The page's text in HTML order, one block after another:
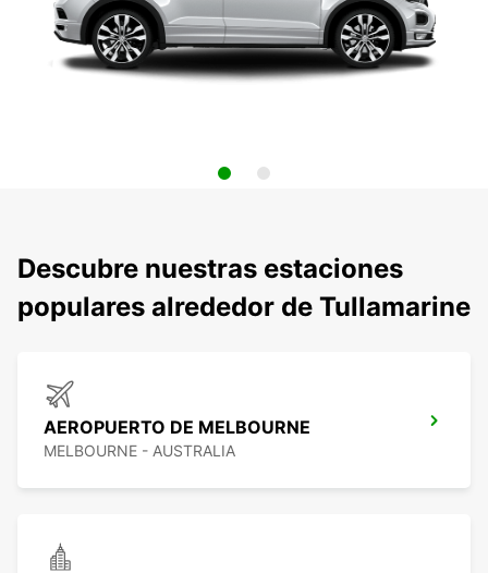
Descubre nuestras estaciones
populares alrededor de Tullamarine
AEROPUERTO DE MELBOURNE
MELBOURNE - AUSTRALIA